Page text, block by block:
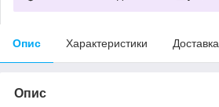
Опис Характеристики Доставка
Опис